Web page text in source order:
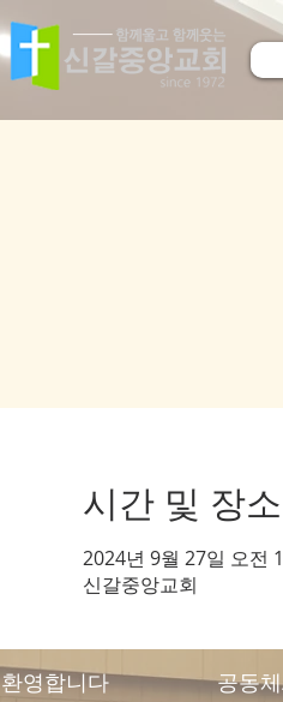
시간 및 장소
2024년 9월 27일 오전
신갈중앙교회
​환영합니다 공동